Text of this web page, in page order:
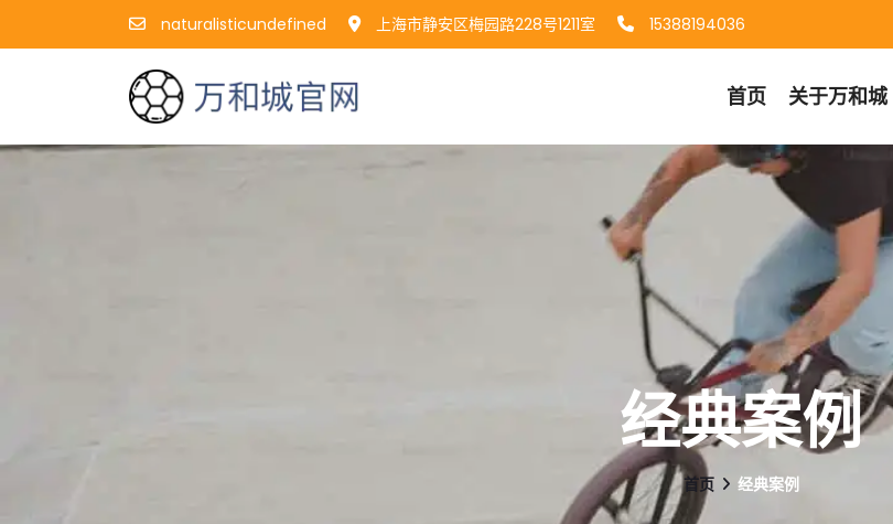
naturalisticundefined 上海市静安区梅园路228号1211室 15388194036
首页 关于万和城
经典案例
首页 经典案例